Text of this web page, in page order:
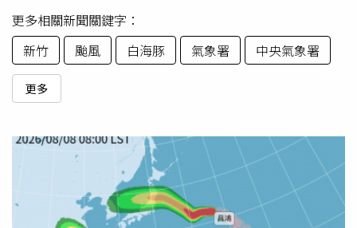
更多相關新聞關鍵字：
新竹
颱風 白海豚 氣象署 中央氣象署
更多